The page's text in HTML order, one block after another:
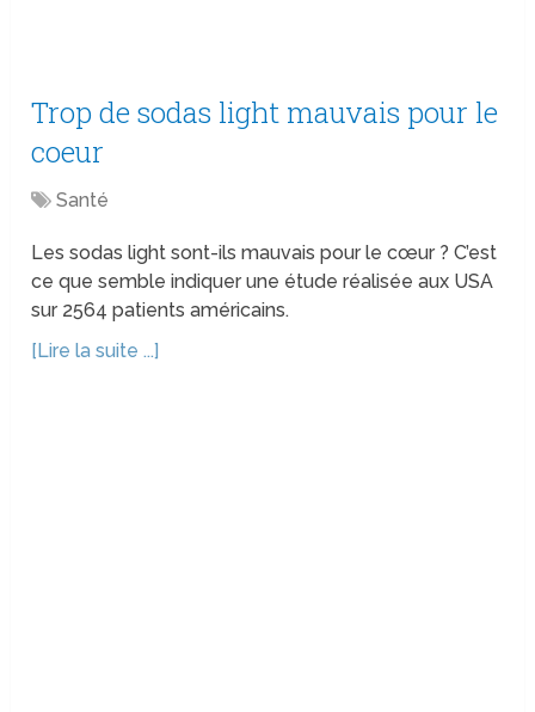
Trop de sodas light mauvais pour le
coeur
Santé
Les sodas light sont-ils mauvais pour le cœur ? C’est
ce que semble indiquer une étude réalisée aux USA
sur 2564 patients américains.
[Lire la suite ...]